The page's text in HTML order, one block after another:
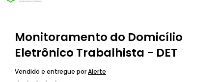
Monitoramento do Domicílio
Eletrônico Trabalhista - DET
Vendido e entregue porAlerte